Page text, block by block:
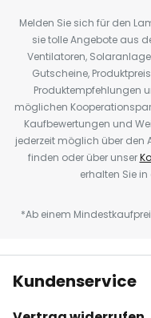
Melden Sie sich für den
sie tolle Angebote aus
Ventilatoren,
Gutscheine,
Produktempfehlungen
möglichen
Kaufbewertungen und
jederzeit möglich über den
finden oder über unser
erhalten Sie in
*Ab einem
Kundenservice